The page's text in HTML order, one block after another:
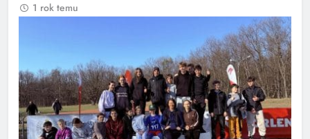
1 rok temu